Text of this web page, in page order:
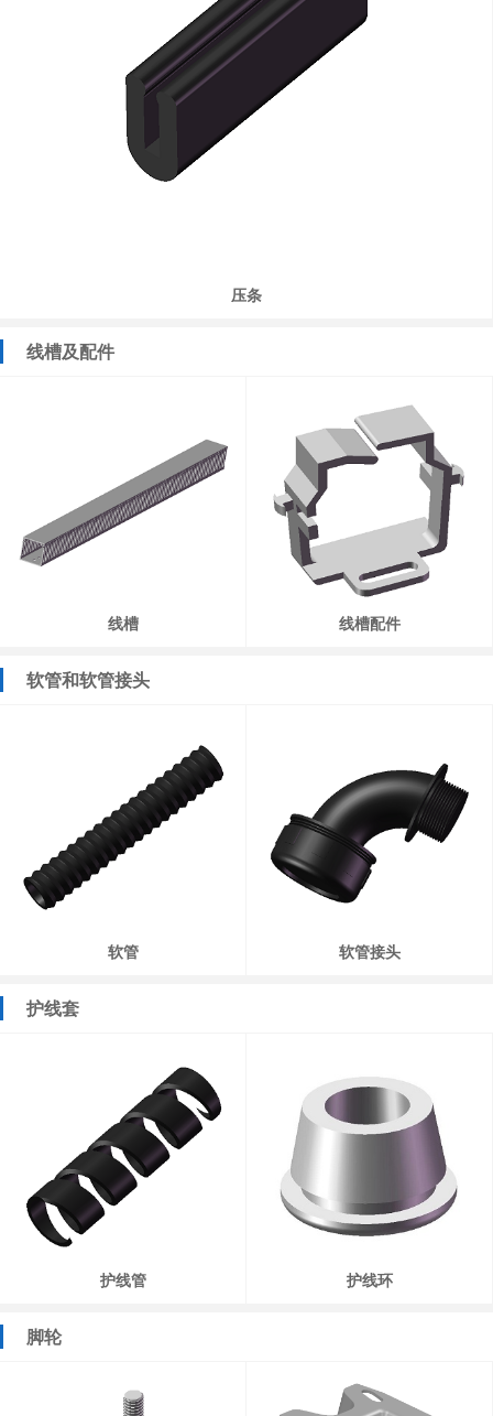
压条
线槽及配件
线槽 线槽配件
软管和软管接头
软管 软管接头
护线套
护线管 护线环
脚轮